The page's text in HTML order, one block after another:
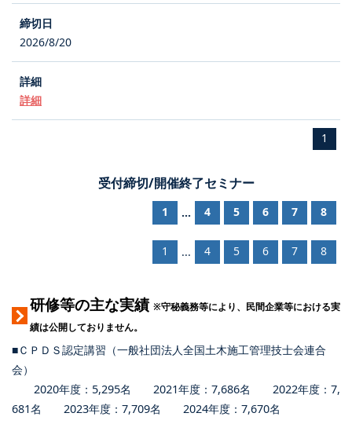
2026/8/20
詳細
1
受付締切/開催終了セミナー
1 ... 4 5 6 7 8
1 ... 4 5 6 7 8
研修等の主な実績 ※守秘義務等により、民間企業等における実
績は公開しておりません。
■ＣＰＤＳ認定講習（一般社団法人全国土木施工管理技士会連合
会）
2020年度：5,295名 2021年度：7,686名 2022年度：7,
681名 2023年度：7,709名 2024年度：7,670名